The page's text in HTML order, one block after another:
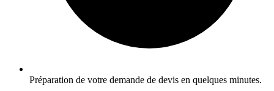
Préparation de votre demande de devis en quelques minutes.